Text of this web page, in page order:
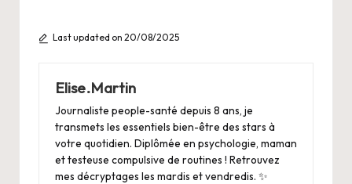
Last updated on 20/08/2025
Elise.Martin
Journaliste people-santé depuis 8 ans, je
transmets les essentiels bien-être des stars à
votre quotidien. Diplômée en psychologie, maman
et testeuse compulsive de routines ! Retrouvez
mes décryptages les mardis et vendredis. ✨